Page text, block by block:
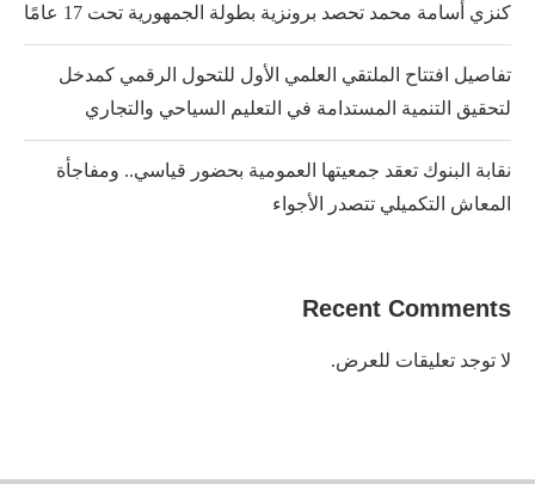
كنزي أسامة محمد تحصد برونزية بطولة الجمهورية تحت 17 عامًا
تفاصيل افتتاح الملتقي العلمي الأول للتحول الرقمي كمدخل
لتحقيق التنمية المستدامة في التعليم السياحي والتجاري
نقابة البنوك تعقد جمعيتها العمومية بحضور قياسي.. ومفاجأة
المعاش التكميلي تتصدر الأجواء
Recent Comments
لا توجد تعليقات للعرض.